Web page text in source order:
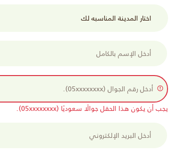
يجب أن يكون هذا الحقل جوالًا سعوديًا (05xxxxxxxx).